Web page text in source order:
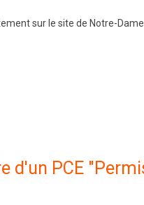
sur le site de Notre-
d'un PCE